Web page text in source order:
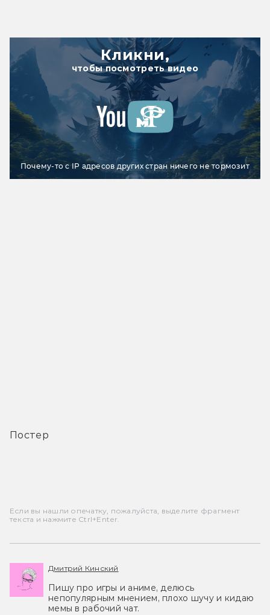
Кликни,
чтобы посмотреть видео
Почему-то с IP адресов других стран ничего не тормозит
Постер
Если вы нашли опечатку, пожалуйста, выделите фрагмент
текста и нажмите Ctrl+Enter.
Дмитрий Кинский
Пишу про игры и аниме, делюсь
непопулярным мнением, плохо шучу и кидаю
мемы в рабочий чат.